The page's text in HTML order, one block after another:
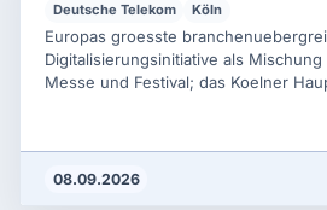
Deutsche Telekom Köln
Europas groesste
Digitalisierungsinitiative als
Messe und Festival; das Koelner
Gesellschaft zu KI, Cloud, Security
dem Motto "Navigate What's Next".
08.09.2026